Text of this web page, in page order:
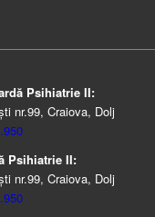
Psihiatrie II:
nr.99, Craiova, Dolj
Psihiatrie II:
nr.99, Craiova, Dolj